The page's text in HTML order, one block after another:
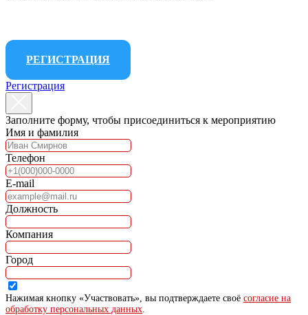
РЕГИСТРАЦИЯ
Регистрация
Заполните форму, чтобы присоединиться к мероприятию
Имя и фамилия
Телефон
E-mail
Должность
Компания
Город
Нажимая кнопку «Участвовать», вы подтверждаете своё согласие на
обработку персональных данных